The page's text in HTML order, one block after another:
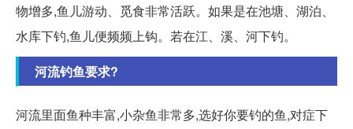
物增多,鱼儿游动、觅食非常活跃。如果是在池塘、湖泊、
水库下钓,鱼儿便频频上钩。若在江、溪、河下钓。
河流钓鱼要求?
河流里面鱼种丰富,小杂鱼非常多,选好你要钓的鱼,对症下